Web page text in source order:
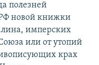
полезней
новой книжки
имперских
или от утопий
крах